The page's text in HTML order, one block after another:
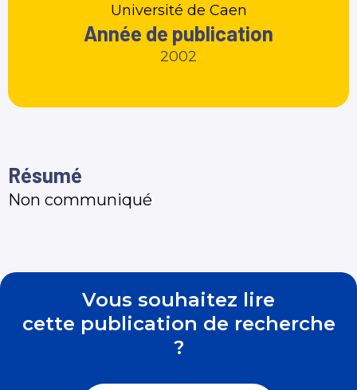
Université de Caen
Année de publication
2002
Résumé
Non communiqué
Vous souhaitez lire
cette publication de recherche
?